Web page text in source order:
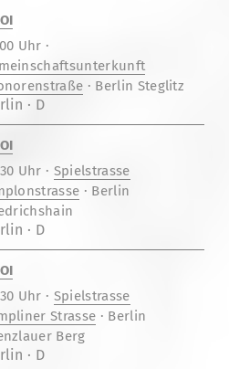
Uhr ·
· Berlin Steglitz
· D
Uhr · Spielstrasse
· Berlin
· D
Uhr · Spielstrasse
Strasse · Berlin
Berg
· D